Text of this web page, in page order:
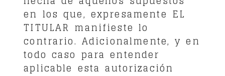
en los que, expresamente EL
TITULAR manifieste lo
contrario. Adicionalmente, y en
todo caso para entender
aplicable esta autorización